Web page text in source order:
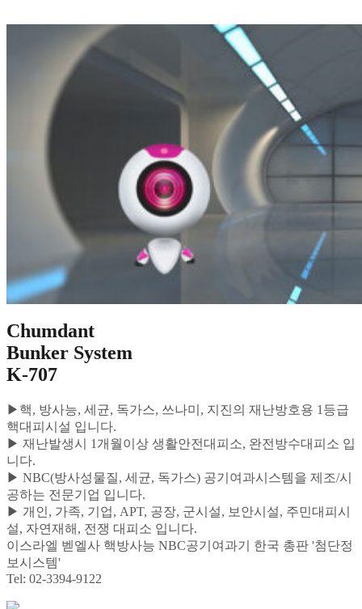
Chumdant
Bunker System
K-707
▶핵, 방사능, 세균, 독가스, 쓰나미, 지진의 재난방호용 1등급
핵대피시설 입니다.
▶ 재난발생시 1개월이상 생활안전대피소, 완전방수대피소 입
니다.
▶ NBC(방사성물질, 세균, 독가스) 공기여과시스템을 제조/시
공하는 전문기업 입니다.
▶ 개인, 가족, 기업, APT, 공장, 군시설, 보안시설, 주민대피시
설, 자연재해, 전쟁 대피소 입니다.
이스라엘 벧엘사 핵방사능 NBC공기여과기 한국 총판 '첨단정
보시스템'
Tel: 02-3394-9122